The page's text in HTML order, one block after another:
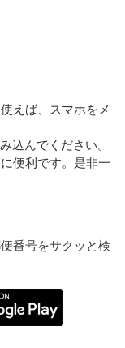
えば、スマホをメ
込んでください。
便利です。是非一
番号をサクッと検